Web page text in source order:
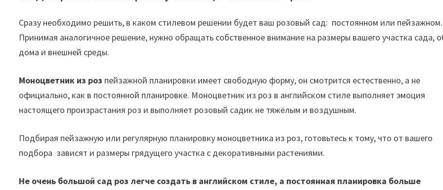
Сразу необходимо решить, в каком стилевом решении будет ваш розовый сад: постоянном или пейзажном.
Принимая аналогичное решение, нужно обращать собственное внимание на размеры вашего участка сада,
дома и внешней среды.
Моноцветник из роз пейзажной планировки имеет свободную форму, он смотрится естественно, а не
официально, как в постоянной планировке. Моноцветник из роз в английском стиле выполняет эмоция
настоящего произрастания роз и выполняет розовый садик не тяжёлым и воздушным.
Подбирая пейзажную или регулярную планировку моноцветника из роз, готовьтесь к тому, что от вашего
подбора зависят и размеры грядущего участка с декоративными растениями.
Не очень большой сад роз легче создать в английском стиле, а постоянная планировка больше